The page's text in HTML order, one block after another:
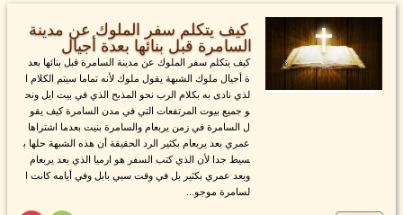
كيف يتكلم سفر الملوك عن مدينة
السامرة قبل بنائها بعدة أجيال
كيف يتكلم سفر الملوك عن مدينة السامرة قبل بنائها بعد
ة أجيال ملوك الشبهة يقول ملوك لأنه تماما سيتم الكلام ا
لذي نادى به بكلام الرب نحو المذبح الذي في بيت ايل ونح
و جميع بيوت المرتفعات التي في مدن السامرة كيف يقو
ل السامرة في زمن يربعام والسامرة بنيت بعدما اشتراها
عمري بعد يربعام بكثير الرد الحقيقة أن هذه الشبهة حلها ب
سيط جدا لأن الذي كتب السفر هو ارميا الذي بعد يربعام
وبعد عمري بكثير بل في وقت سبي بابل وفي أيامه كانت ا
لسامرة موجو...